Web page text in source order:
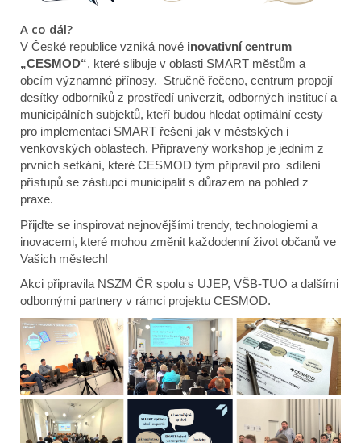
A co dál?
V České republice vzniká nové inovativní centrum
„CESMOD“, které slibuje v oblasti SMART městům a
obcím významné přínosy. Stručně řečeno, centrum propojí
desítky odborníků z prostředí univerzit, odborných institucí a
municipálních subjektů, kteří budou hledat optimální cesty
pro implementaci SMART řešení jak v městských i
venkovských oblastech. Připravený workshop je jedním z
prvních setkání, které CESMOD tým připravil pro sdílení
přístupů se zástupci municipalit s důrazem na pohled z
praxe.
Přijďte se inspirovat nejnovějšími trendy, technologiemi a
inovacemi, které mohou změnit každodenní život občanů ve
Vašich městech!
Akci připravila NSZM ČR spolu s UJEP, VŠB-TUO a dalšími
odbornými partnery v rámci projektu CESMOD.